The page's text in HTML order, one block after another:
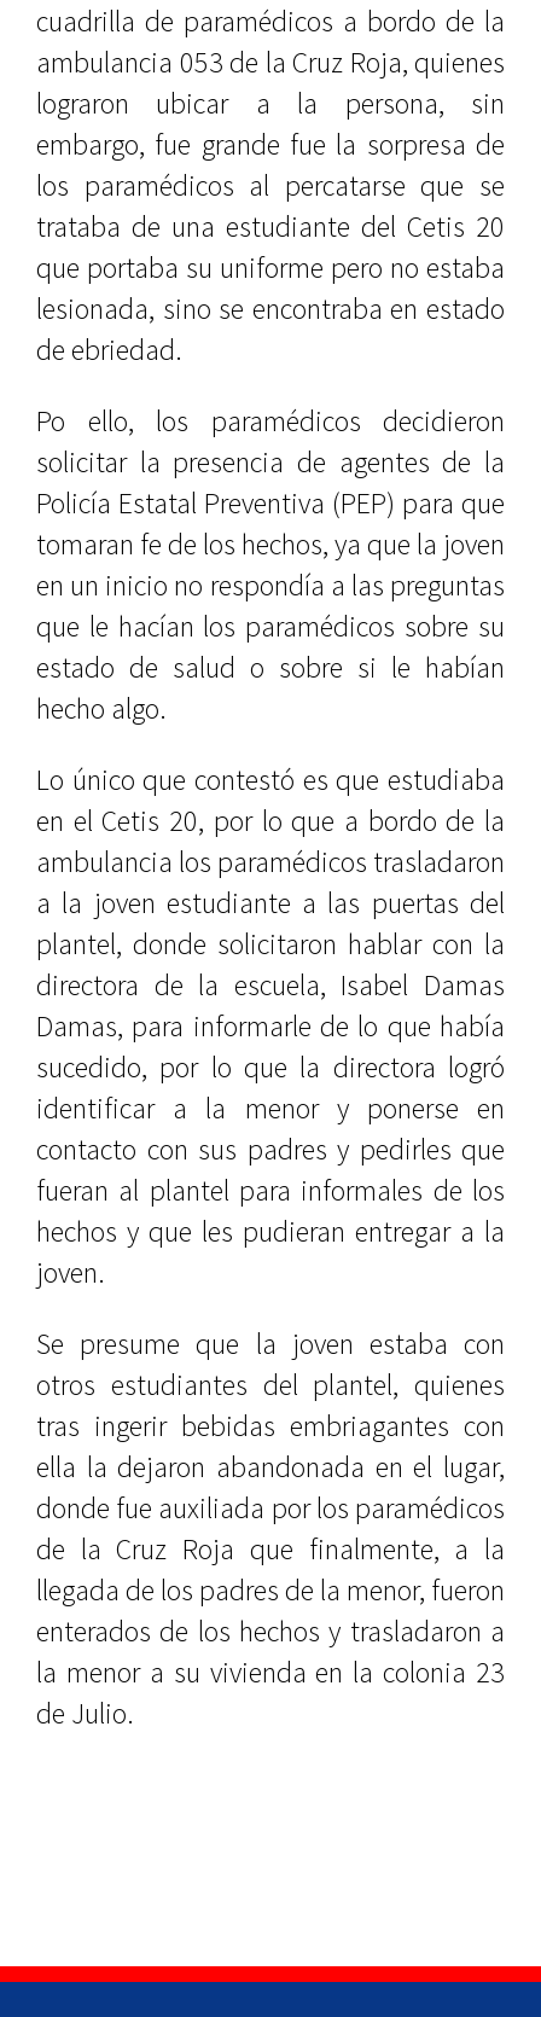
cuadrilla de paramédicos a bordo de la
ambulancia 053 de la Cruz Roja, quienes
lograron ubicar a la persona, sin
embargo, fue grande fue la sorpresa de
los paramédicos al percatarse que se
trataba de una estudiante del Cetis 20
que portaba su uniforme pero no estaba
lesionada, sino se encontraba en estado
de ebriedad.
Po ello, los paramédicos decidieron
solicitar la presencia de agentes de la
Policía Estatal Preventiva (PEP) para que
tomaran fe de los hechos, ya que la joven
en un inicio no respondía a las preguntas
que le hacían los paramédicos sobre su
estado de salud o sobre si le habían
hecho algo.
Lo único que contestó es que estudiaba
en el Cetis 20, por lo que a bordo de la
ambulancia los paramédicos trasladaron
a la joven estudiante a las puertas del
plantel, donde solicitaron hablar con la
directora de la escuela, Isabel Damas
Damas, para informarle de lo que había
sucedido, por lo que la directora logró
identificar a la menor y ponerse en
contacto con sus padres y pedirles que
fueran al plantel para informales de los
hechos y que les pudieran entregar a la
joven.
Se presume que la joven estaba con
otros estudiantes del plantel, quienes
tras ingerir bebidas embriagantes con
ella la dejaron abandonada en el lugar,
donde fue auxiliada por los paramédicos
de la Cruz Roja que finalmente, a la
llegada de los padres de la menor, fueron
enterados de los hechos y trasladaron a
la menor a su vivienda en la colonia 23
de Julio.